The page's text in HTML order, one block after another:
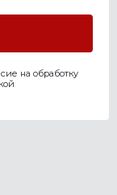
на обработку